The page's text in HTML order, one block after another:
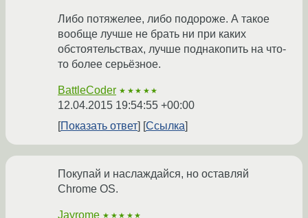
Либо потяжелее, либо подороже. А такое
вообще лучше не брать ни при каких
обстоятельствах, лучше поднакопить на что-
то более серьёзное.
BattleCoder ★★★★★
12.04.2015 19:54:55 +00:00
Показать ответ
Ссылка
Покупай и наслаждайся, но оставляй
Chrome OS.
Jayrome ★★★★★